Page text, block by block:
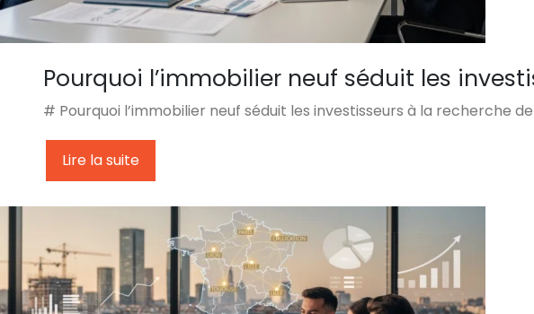
Pourquoi l’immobilier neuf séduit les
# Pourquoi l’immobilier neuf séduit les investisseurs à la recherche
Lire la suite